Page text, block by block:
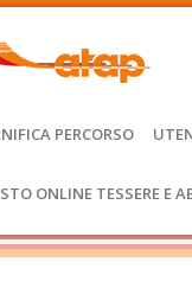
PERCORSO
ONLINE TESSERE E